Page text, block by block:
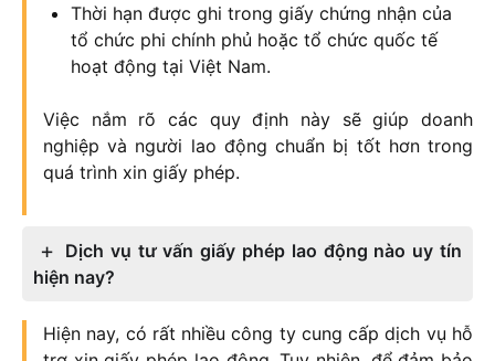
Thời hạn được ghi trong giấy chứng nhận của
tổ chức phi chính phủ hoặc tổ chức quốc tế
hoạt động tại Việt Nam.
Việc nắm rõ các quy định này sẽ giúp doanh
nghiệp và người lao động chuẩn bị tốt hơn trong
quá trình xin giấy phép.
Dịch vụ tư vấn giấy phép lao động nào uy tín
hiện nay?
Hiện nay, có rất nhiều công ty cung cấp dịch vụ hỗ